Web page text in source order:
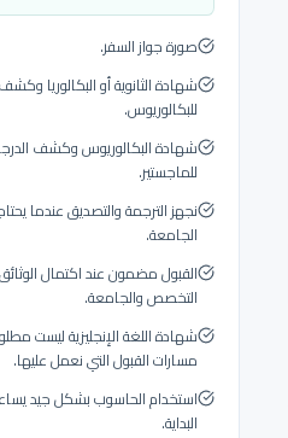
صورة جواز السفر.
شهادة الثانوية أو البكالوريا
للبكالوريوس.
شهادة البكالوريوس وكشف
للماجستير.
نجهز الترجمة والتصديق عندما
الجامعة.
القبول مضمون عند اكتمال
التخصص والجامعة.
شهادة اللغة الإنجليزية ليست
مسارات القبول التي نعمل عليها.
استخدام الحاسوب بشكل جيد
البداية.